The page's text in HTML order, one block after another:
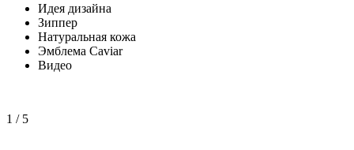
Идея дизайна
Зиппер
Натуральная кожа
Эмблема Caviar
Видео
1 / 5